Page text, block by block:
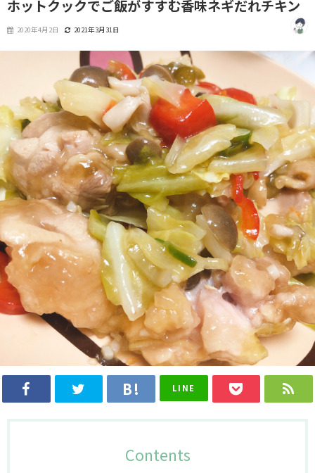
ホットクックでご飯がすすむ香味ネギだれチキン
2020年4月2日 2021年3月31日
LINE
Contents